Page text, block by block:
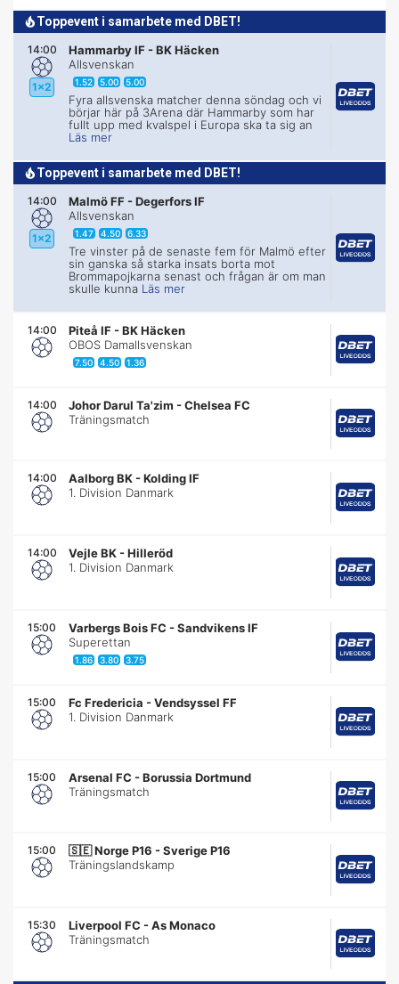
Toppevent i samarbete med DBET!
14:00
1x2
Hammarby IF -BK Häcken
Allsvenskan
1.52 5.00 5.00
Fyra allsvenska matcher denna söndag och vi
börjar här på 3Arena där Hammarby som har
fullt upp med kvalspel i Europa ska ta sig an
Läs mer
Toppevent i samarbete med DBET!
14:00
1x2
Malmö FF -Degerfors IF
Allsvenskan
1.47 4.50 6.33
Tre vinster på de senaste fem för Malmö efter
sin ganska så starka insats borta mot
Brommapojkarna senast och frågan är om man
skulle kunna Läs mer
14:00 Piteå IF -BK Häcken
OBOS Damallsvenskan
7.50 4.50 1.36
14:00 Johor Darul Ta'zim -Chelsea FC
Träningsmatch
14:00 Aalborg BK -Kolding IF
1. Division Danmark
14:00 Vejle BK -Hilleröd
1. Division Danmark
15:00 Varbergs Bois FC -Sandvikens IF
Superettan
1.86 3.80 3.75
15:00 Fc Fredericia -Vendsyssel FF
1. Division Danmark
15:00 Arsenal FC -Borussia Dortmund
Träningsmatch
15:00 🇸🇪Norge P16 - Sverige P16
Träningslandskamp
15:30 Liverpool FC -As Monaco
Träningsmatch